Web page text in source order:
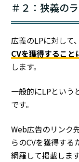
＃２：狭義の
広義のLPに対して
CVを獲得するこ
します。
一般的にLPという
です。
Web広告のリンク
らのCVを獲得す
網羅して掲載します